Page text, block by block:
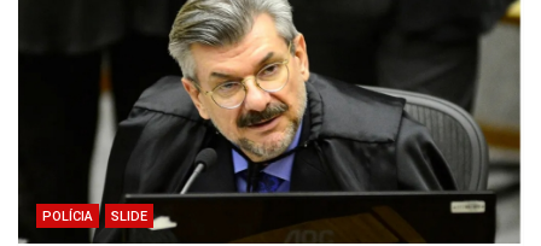
POLÍCIA SLIDE